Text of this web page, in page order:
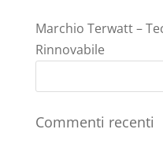
Marchio Terwatt –
Rinnovabile
Commenti recenti